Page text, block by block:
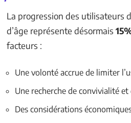
La progression des utilisateurs
d’âge représente désormais
facteurs :
Une volonté accrue de limiter
Une recherche de convivialité et
Des considérations